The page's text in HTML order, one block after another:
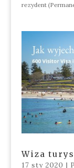
rezydent
Wiza
17 sty 2020 |